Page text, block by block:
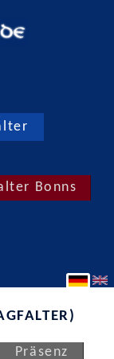
Bonns
Präsenz